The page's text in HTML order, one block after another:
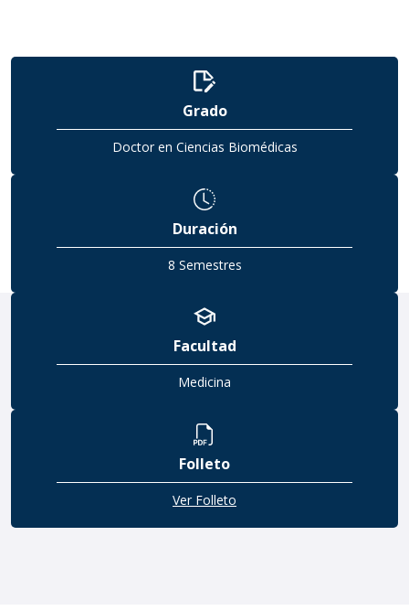
Grado
Doctor en Ciencias Biomédicas
Duración
8 Semestres
Facultad
Medicina
Folleto
Ver Folleto